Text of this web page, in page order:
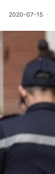
2020-07-15